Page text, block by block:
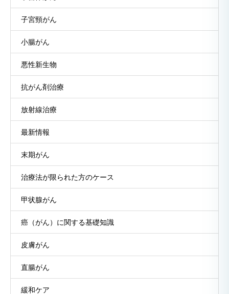
子宮頸がん
小腸がん
悪性新生物
抗がん剤治療
放射線治療
最新情報
末期がん
治療法が限られた方のケース
甲状腺がん
癌（がん）に関する基礎知識
皮膚がん
直腸がん
緩和ケア